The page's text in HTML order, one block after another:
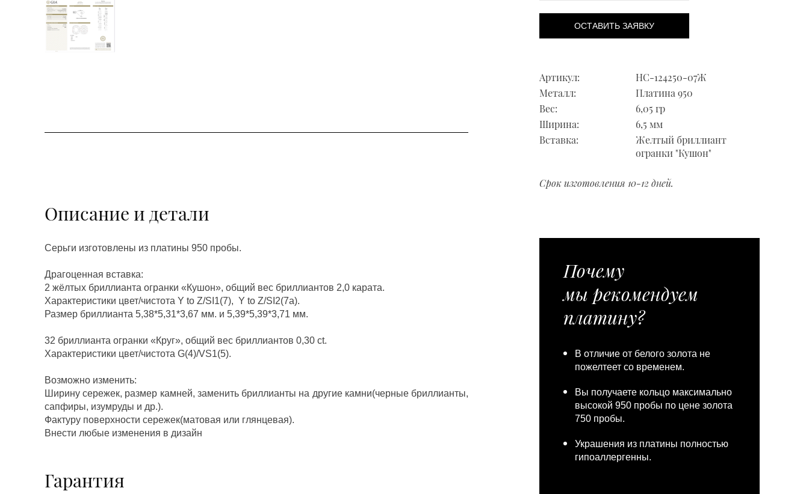
ОСТАВИТЬ ЗАЯВКУ
Артикул:
НС-124250-07Ж
Металл:
Платина 950
Вес:
6,05 гр
Ширина:
6,5 мм
Вставка:
Желтый бриллиант
огранки "Кушон"
Срок изготовления 10-12 дней.
Описание и детали
Серьги изготовлены из платины 950 пробы.
Драгоценная вставка:
2 жёлтых бриллианта огранки «Кушон», общий вес бриллиантов 2,0 карата.
Характеристики цвет/чистота Y to Z/SI1(7), Y to Z/SI2(7a).
Размер бриллианта 5,38*5,31*3,67 мм. и 5,39*5,39*3,71 мм.
32 бриллианта огранки «Круг», общий вес бриллиантов 0,30 ct.
Характеристики цвет/чистота G(4)/VS1(5).
Возможно изменить:
Ширину сережек, размер камней, заменить бриллианты на другие камни(черные бриллианты,
сапфиры, изумруды и др.).
Фактуру поверхности сережек(матовая или глянцевая).
Внести любые изменения в дизайн
Гарантия
Почему
мы рекомендуем
платину?
В отличие от белого золота не
пожелтеет со временем.
Вы получаете кольцо максимально
высокой 950 пробы по цене золота
750 пробы.
Украшения из платины полностью
гипоаллергенны.